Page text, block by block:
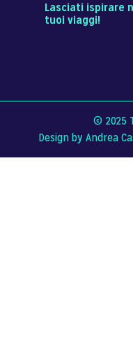
Lasciati ispirare
tuoi viaggi!
© 2025
Design by Andrea